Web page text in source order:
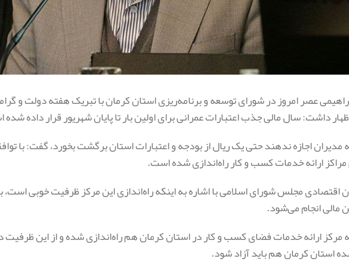
عصر امروز در شورای توسعه و برنامه‌ریزی استان کرمان با تبریک هفته دولت و
داشت: سال مالی جذب اعتبارات عمرانی برای اولین بار تا پایان شهریور قرار
مدیران اجازه ندهند حتی یک ریال از بودجه و اعتبارات استان برگشت بخورد، گفت: با
ارائه خدمات کسب و کار راه‌اندازی شده است.
مجلس شورای اسلامی با اشاره به اینکه راه‌اندازی این مرکز ظرفیت خوبی است،
مالی انجام می‌شود.
مرکز ارائه خدمات فضای کسب و کار در استان کرمان هم راه‌اندازی شده و از این ظرفیت
استان کرمان هم باید آزاد شود.